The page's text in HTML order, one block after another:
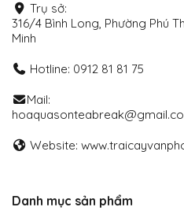
Trụ sở:
316/4 Bình Long, Phường Phú
Minh
Hotline: 0912 81 81 75
Mail:
Website:
Danh mục sản phẩm